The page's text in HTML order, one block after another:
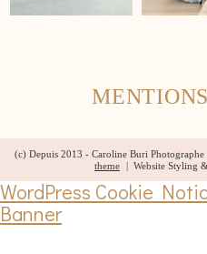
(c) Depuis 2013 - Caroline Buri Photographe
theme
Website Styling
WordPress Cookie
Banner